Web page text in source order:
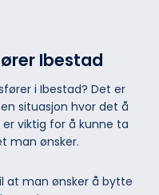
Ibestad
i Ibestad? Det er
situasjon hvor det å
viktig for å kunne ta
man ønsker.
at man ønsker å bytte